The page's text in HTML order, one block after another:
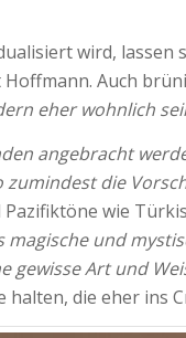
wird, lassen
Auch
eher wohnlich
angebracht
die
wie
magische und
Art und
die eher ins